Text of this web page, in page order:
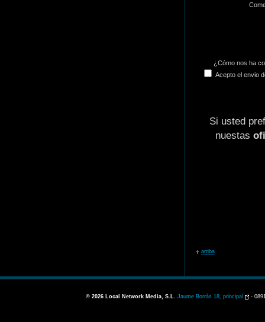
¿Cómo nos ha
Acepto el envio
Si usted
nuestas
arriba
© 2026 Local Network Media, S.L. Jaume Borràs 18, principal -